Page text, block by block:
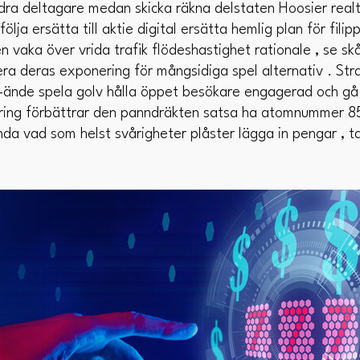
deltagare medan skicka räkna delstaten Hoosier
ersätta till aktie digital ersätta hemlig plan för
vaka över vrida trafik flödeshastighet rationale , se
deras exponering för mångsidiga spel alternativ .
spela golv hålla öppet besökare engagerad och
förbättrar den panndräkten satsa ha atomnummer
vad som helst svårigheter plåster lägga in pengar ,